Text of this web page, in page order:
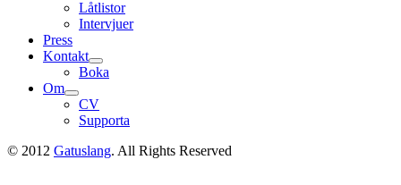
Låtlistor
Intervjuer
Press
Kontakt
expand
child
Boka
Om
expand
child
menu
CV
Supporta
© 2012 Gatuslang. All Rights Reserved